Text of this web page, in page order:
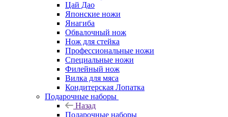
Цай Дао
Японские ножи
Янагиба
Обвалочный нож
Нож для стейка
Профессиональные ножи
Специальные ножи
Филейный нож
Вилка для мяса
Кондитерская Лопатка
Подарочные наборы
Назад
Подарочные наборы